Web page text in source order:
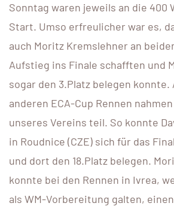
Sonntag waren jeweils an die 400
Start. Umso erfreulicher war es,
auch Moritz Kremslehner an
Aufstieg ins Finale schafften und
sogar den 3.Platz belegen konnte.
anderen ECA-Cup Rennen
unseres Vereins teil. So konnte
in Roudnice (CZE) sich für das
und dort den 18.Platz belegen.
konnte bei den Rennen in Ivrea,
als WM-Vorbereitung galten,